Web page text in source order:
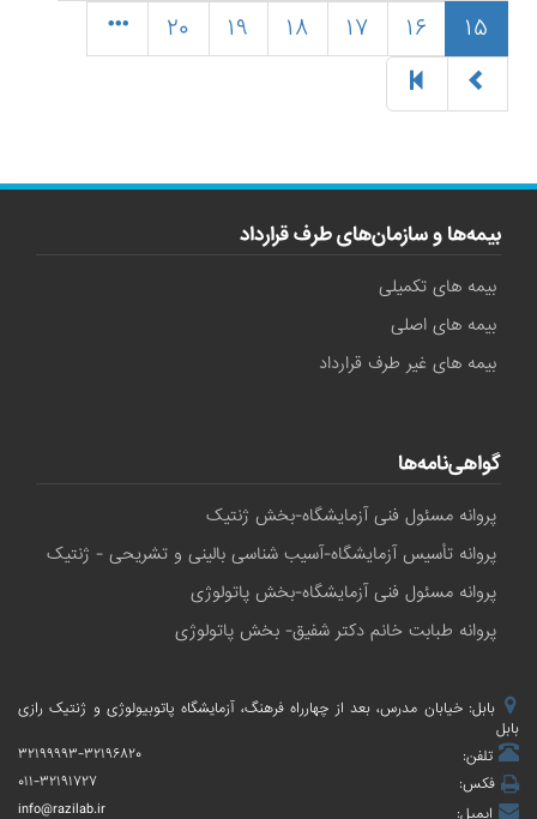
۱۵
۱۶ ۱۷ ۱۸ ۱۹ ۲۰
بیمه‌ها و سازمان‌های طرف قرارداد
بیمه های تکمیلی
بیمه های اصلی
بیمه های غیر طرف قرارداد
گواهی‌نامه‌ها
پروانه مسئول فنی آزمایشگاه-بخش ژنتیک
پروانه تأسیس آزمایشگاه-آسیب شناسی بالینی و تشریحی - ژنتیک
پروانه مسئول فنی آزمایشگاه-بخش پاتولوژی
پروانه طبابت خانم دکتر شفیق- بخش پاتولوژی
بابل: خیابان مدرس، بعد از چهارراه فرهنگ، آزمایشگاه پاتوبیولوژی و ژنتیک رازی
بابل
تلفن:
۳۲۱۹۹۹۹۳-۳۲۱۹۶۸۲۰
فکس:
۰۱۱-۳۲۱۹۱۷۲۷
ایمیل:
info@razilab.ir